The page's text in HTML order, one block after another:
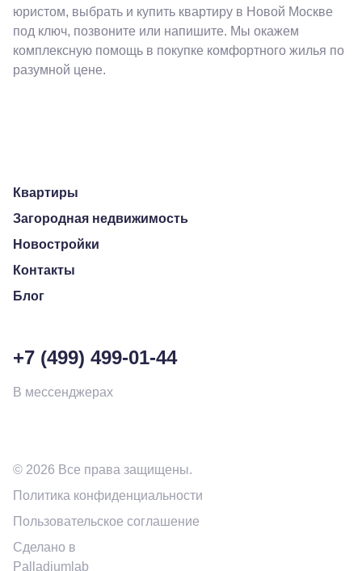
юристом, выбрать и купить квартиру в Новой Москве
под ключ, позвоните или напишите. Мы окажем
комплексную помощь в покупке комфортного жилья по
разумной цене.
Квартиры
Загородная недвижимость
Новостройки
Контакты
Блог
+7 (499) 499-01-44
В мессенджерах
© 2026 Все права защищены.
Политика конфиденциальности
Пользовательское соглашение
Сделано в
Palladiumlab